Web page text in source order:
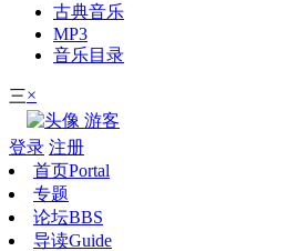
古典音乐
MP3
音乐目录
三×
游客
登录 注册
首页Portal
专题
论坛BBS
导读Guide